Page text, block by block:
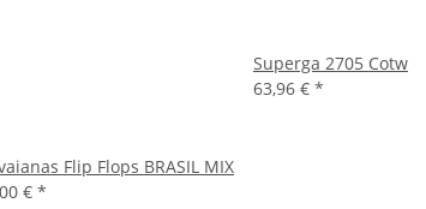
Flip Flops BRASIL MIX
€ *
Superga 2705 Cotw
63,96 € *